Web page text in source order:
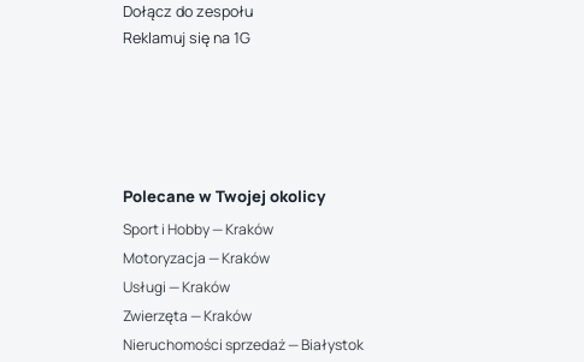
Dołącz do zespołu
Reklamuj się na 1G
Polecane w Twojej okolicy
Sport i Hobby — Kraków
Motoryzacja — Kraków
Usługi — Kraków
Zwierzęta — Kraków
Nieruchomości sprzedaż — Białystok